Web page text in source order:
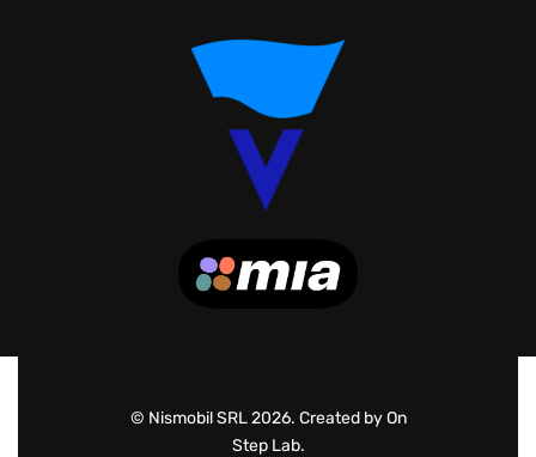
© Nismobil SRL 2026. Created by On
Step Lab.